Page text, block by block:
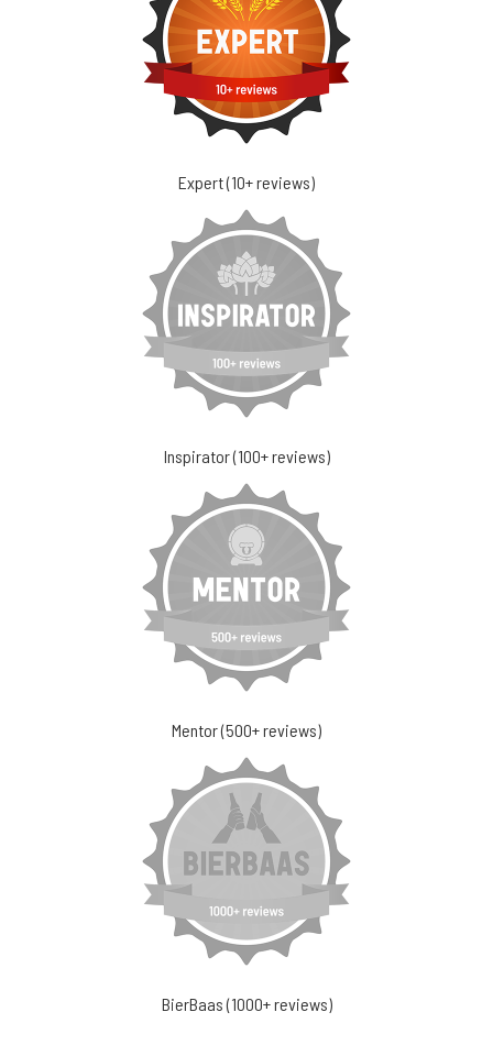
Expert (10+ reviews)
Inspirator (100+ reviews)
Mentor (500+ reviews)
BierBaas (1000+ reviews)